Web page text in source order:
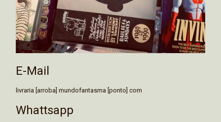
E-Mail
livraria [arroba] mundofantasma [ponto] com
Whattsapp